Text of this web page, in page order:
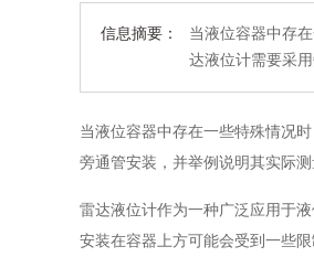
信息摘要：
当液位容器中存
达液位计需要采
当液位容器中存在一些特殊情况
旁通管安装，并举例说明其实际测
雷达液位计作为一种广泛应用于
安装在容器上方可能会受到一些